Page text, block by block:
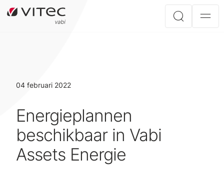
04 februari 2022
Energieplannen
beschikbaar in Vabi
Assets Energie